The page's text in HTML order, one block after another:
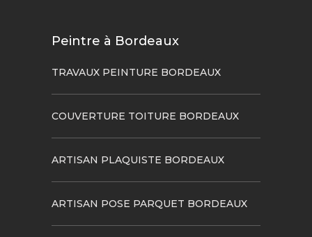
Peintre à Bordeaux
TRAVAUX PEINTURE BORDEAUX
COUVERTURE TOITURE BORDEAUX
ARTISAN PLAQUISTE BORDEAUX
ARTISAN POSE PARQUET BORDEAUX